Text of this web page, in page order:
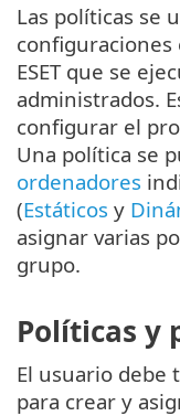
Las políticas se
configuraciones
ESET que se
administrados.
configurar el
Una política se
ordenadores
(Estáticos y
asignar varias
grupo.
Políticas y
El usuario debe
para crear y